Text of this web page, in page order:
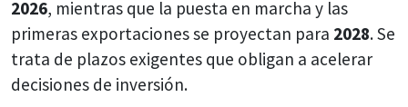
2026, mientras que la puesta en marcha y las
primeras exportaciones se proyectan para 2028. Se
trata de plazos exigentes que obligan a acelerar
decisiones de inversión.